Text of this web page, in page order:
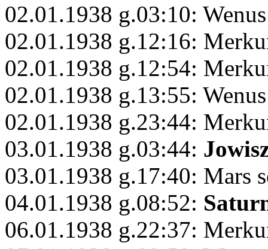
02.01.1938 g.03:10:
02.01.1938 g.12:16:
02.01.1938 g.12:54:
02.01.1938 g.13:55:
02.01.1938 g.23:44:
03.01.1938 g.03:44:
03.01.1938 g.17:40: Mars
04.01.1938 g.08:52:
06.01.1938 g.22:37: